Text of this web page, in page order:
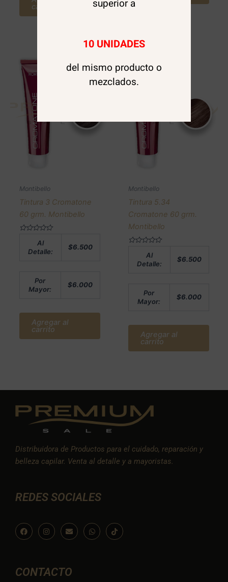
carrito
Montibello
Tintura 3 Cromatone
60 grm. Montibello
Al
Detalle:
$6.500
Por
Mayor:
$6.000
Agregar al
carrito
Montibello
Tintura 5.34
Cromatone 60 grm.
Montibello
Al
Detalle:
$6.500
Por
Mayor:
$6.000
Agregar al
carrito
Distribuidora de Productos para el cuidado, reparación y
belleza capilar. Venta al detalle y a mayoristas.
REDES SOCIALES
F
a
c
o
k
I
n
s
r
a
E
n
v
p
e
W
h
a
I
c
o
CONTACTO
superior a
10 UNIDADES
del mismo producto o
mezclados.